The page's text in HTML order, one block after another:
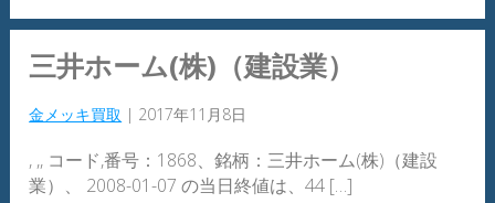
三井ホーム(株)（建設業）
金メッキ買取 | 2017年11月8日
, ,, コード,番号：1868、銘柄：三井ホーム(株)（建設
業）、 2008-01-07 の当日終値は、44 […]